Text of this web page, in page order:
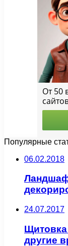
Популярные
06.02.2018
24.07.2017
Щитовка
другие